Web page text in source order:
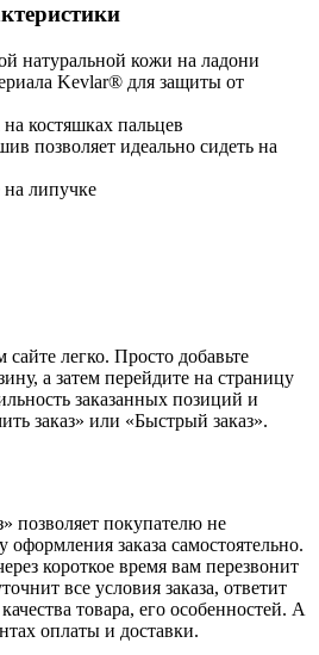
натуральной кожи на ладони
Kevlar® для защиты от
костяшках пальцев
позволяет идеально сидеть на
на липучке
легко. Просто добавьте
а затем перейдите на страницу
заказанных позиций и
заказ» или «Быстрый заказ».
позволяет покупателю не
заказа самостоятельно.
короткое время вам перезвонит
все условия заказа, ответит
товара, его особенностей. А
оплаты и доставки.